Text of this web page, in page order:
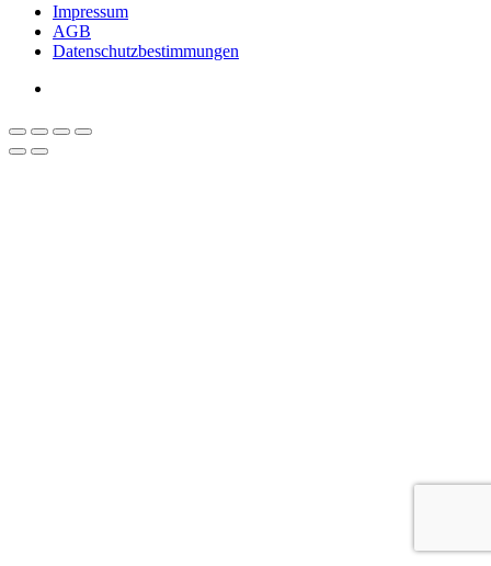
Impressum
AGB
Datenschutzbestimmungen